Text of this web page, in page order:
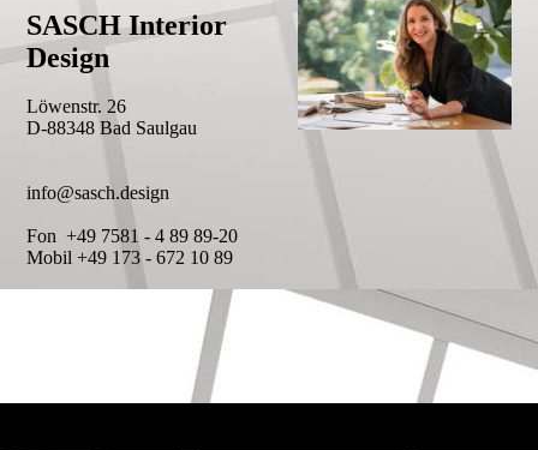
SASCH Interior
Design
Löwenstr. 26
D-88348 Bad Saulgau
info@sasch.design
Fon +49 7581 - 4 89 89-20
Mobil +49 173 - 672 10 89